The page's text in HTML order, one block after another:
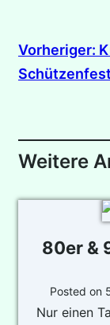
Vorheriger:
Weitere
80er &
Posted on
Nur einen